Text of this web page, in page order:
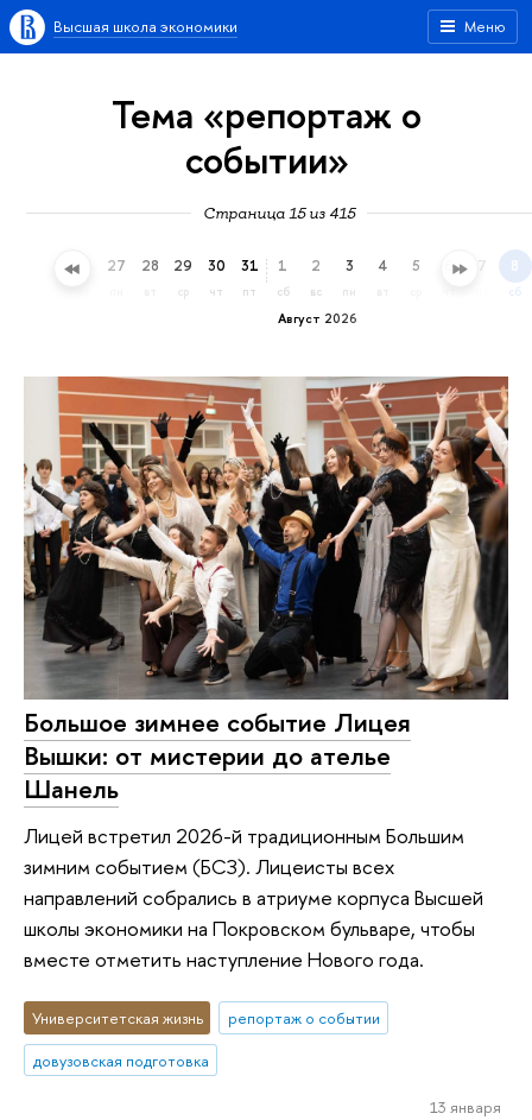
Меню
Высшая школа экономики
Тема «репортаж о
событии»
Страница 15 из 415
26 27 28 29
ср
30
чт
31
пт
Август 2026
1
сб
2
вс
3
пн
4 5 6 7 8
сб
Большое зимнее событие Лицея
Вышки: от мистерии до ателье
Шанель
Лицей встретил 2026-й традиционным Большим
зимним событием (БСЗ). Лицеисты всех
направлений собрались в атриуме корпуса Высшей
школы экономики на Покровском бульваре, чтобы
вместе отметить наступление Нового года.
Университетская жизнь
репортаж о событии
довузовская подготовка
13 января